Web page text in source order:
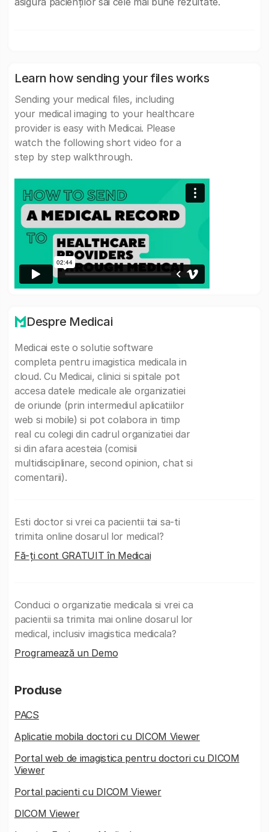
Learn how sending your files works
Sending your medical files, including
your medical imaging to your healthcare
provider is easy with Medicai. Please
watch the following short video for a
step by step walkthrough.
Despre Medicai
Medicai este o solutie software
completa pentru imagistica medicala in
cloud. Cu Medicai, clinici si spitale pot
accesa datele medicale ale organizatiei
de oriunde (prin intermediul aplicatiilor
web si mobile) si pot colabora in timp
real cu colegi din cadrul organizatiei dar
si din afara acesteia (comisii
multidisciplinare, second opinion, chat si
comentarii).
Esti doctor si vrei ca pacientii tai sa-ti
trimita online dosarul lor medical?
Fă-ți cont GRATUIT în Medicai
Conduci o organizatie medicala si vrei ca
pacientii sa trimita mai online dosarul lor
medical, inclusiv imagistica medicala?
Programează un Demo
Produse
PACS
Aplicatie mobila doctori cu DICOM Viewer
Portal web de imagistica pentru doctori cu DICOM
Viewer
Portal pacienti cu DICOM Viewer
DICOM Viewer